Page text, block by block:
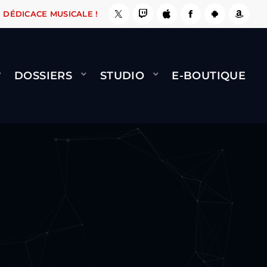
ÇA LE FAIT ! NAMI BERNARD MINET - FLY
DÉDICACE MUSICALE !
DOSSIERS STUDIO E-BOUTIQUE